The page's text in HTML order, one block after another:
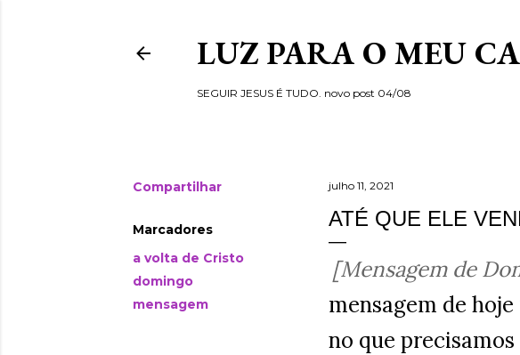
LUZ PARA O MEU
SEGUIR JESUS É TUDO. novo post 04/08
Compartilhar
Marcadores
a volta de Cristo
domingo
mensagem
julho 11, 2021
ATÉ QUE ELE
[Mensagem de
mensagem de
no que